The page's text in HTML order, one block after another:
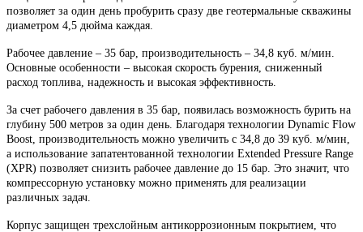
позволяет за один день пробурить сразу две геотермальные скважины
диаметром 4,5 дюйма каждая.
Рабочее давление – 35 бар, производительность – 34,8 куб. м/мин.
Основные особенности – высокая скорость бурения, сниженный
расход топлива, надежность и высокая эффективность.
За счет рабочего давления в 35 бар, появилась возможность бурить на
глубину 500 метров за один день. Благодаря технологии Dynamic Flow
Boost, производительность можно увеличить с 34,8 до 39 куб. м/мин,
а использование запатентованной технологии Extended Pressure Range
(XPR) позволяет снизить рабочее давление до 15 бар. Это значит, что
компрессорную установку можно применять для реализации
различных задач.
Корпус защищен трехслойным антикоррозионным покрытием, что